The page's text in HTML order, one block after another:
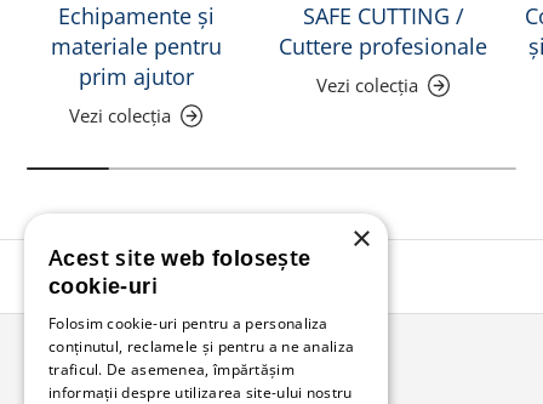
Echipamente și
materiale pentru
prim ajutor
Vezi colecția
SAFE CUTTING /
Cuttere profesionale
Vezi colecția
Înapoi în sus
Bunzl Romania
×
Acest site web folosește
cookie-uri
Folosim cookie-uri pentru a personaliza
conținutul, reclamele și pentru a ne analiza
traficul. De asemenea, împărtășim
informații despre utilizarea site-ului nostru